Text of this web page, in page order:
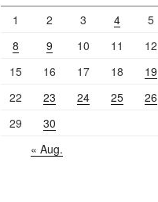
1
2 3 4 5
8
9 10 11 12
15
16 17 18 19
22
23 24 25 26
29
30
« Aug.